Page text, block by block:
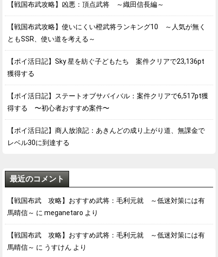
【戦国布武攻略】凶悪：頂点武将 ～織田信長編～
【戦国布武攻略】使いにくい橙武将ランキング10 ～人気が無く
ともSSR、使い道を考える～
【ポイ活日記】Sky 星を紡ぐ子どもたち 案件クリアで23,136pt
獲得する
【ポイ活日記】ステートオブサバイバル：案件クリアで6,517pt獲
得する 〜初心者おすすめ案件〜
【ポイ活日記】商人放浪記：あきんどの成り上がり道、無課金で
レベル30に到達する
最近のコメント
【戦国布武 攻略】おすすめ武将：毛利元就 ～低迷対策には有
馬晴信～ に meganetaro より
【戦国布武 攻略】おすすめ武将：毛利元就 ～低迷対策には有
馬晴信～ に うすけん より